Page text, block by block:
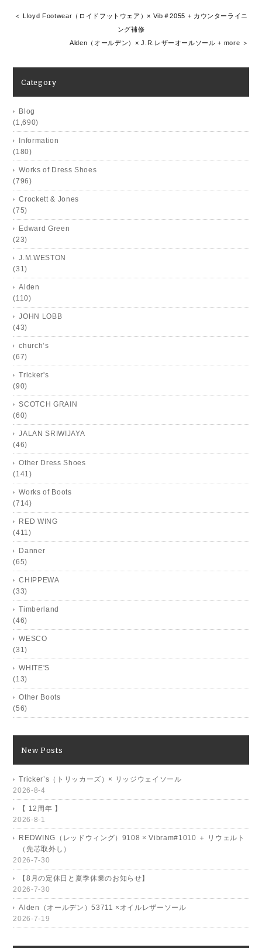
＜ Lloyd Footwear（ロイドフットウェア）× Vib＃2055 + カウンターライニ
ング補修
Alden（オールデン）× J.R.レザーオールソール + more ＞
Category
Blog
(1,690)
Information
(180)
Works of Dress Shoes
(796)
Crockett & Jones
(75)
Edward Green
(23)
J.M.WESTON
(31)
Alden
(110)
JOHN LOBB
(43)
church’s
(67)
Tricker's
(90)
SCOTCH GRAIN
(60)
JALAN SRIWIJAYA
(46)
Other Dress Shoes
(141)
Works of Boots
(714)
RED WING
(411)
Danner
(65)
CHIPPEWA
(33)
Timberland
(46)
WESCO
(31)
WHITE'S
(13)
Other Boots
(56)
New Posts
Tricker’s（トリッカーズ）× リッジウェイソール
2026-8-4
【 12周年 】
2026-8-1
REDWING（レッドウィング）9108 × Vibram#1010 ＋ リウェルト
（先芯取外し）
2026-7-30
【8月の定休日と夏季休業のお知らせ】
2026-7-30
Alden（オールデン）53711 ×オイルレザーソール
2026-7-19